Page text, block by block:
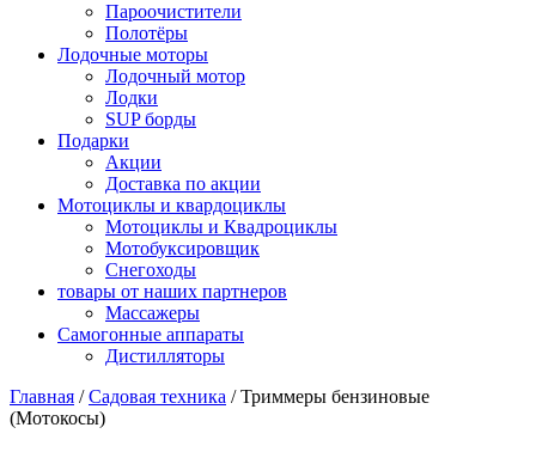
Пароочистители
Полотёры
Лодочные моторы
Лодочный мотор
Лодки
SUP борды
Подарки
Акции
Доставка по акции
Мотоциклы и квардоциклы
Мотоциклы и Квадроциклы
Мотобуксировщик
Снегоходы
товары от наших партнеров
Массажеры
Самогонные аппараты
Дистилляторы
Главная /Садовая техника /Триммеры бензиновые
(Мотокосы)